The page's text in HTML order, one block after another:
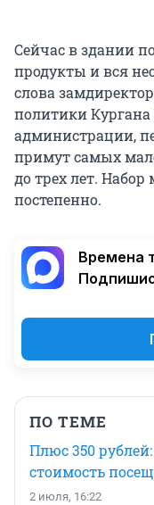
Сейчас в здании
продукты и вся
слова
политики Кургана
администрации,
примут самых
до трех лет.
постепенно.
Времена
ПО ТЕМЕ
Плюс 350
стоимость
2 июля, 16:22